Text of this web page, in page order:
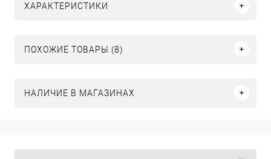
ХАРАКТЕРИСТИКИ
ПОХОЖИЕ ТОВАРЫ (8)
НАЛИЧИЕ В МАГАЗИНАХ